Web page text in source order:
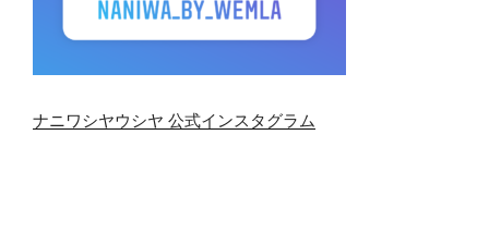
ナニワシヤウシヤ 公式インスタグラム